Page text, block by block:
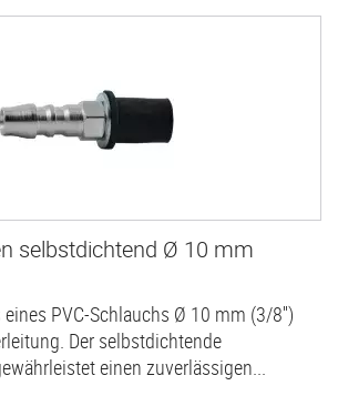
selbstdichtend Ø 10 mm
PVC-Schlauchs Ø 10 mm (3/8'')
Der selbstdichtende
einen zuverlässigen...